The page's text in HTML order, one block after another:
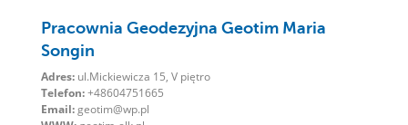
Pracownia Geodezyjna Geotim Maria
Songin
Adres: ul.Mickiewicza 15, V piętro
Telefon:+48604751665
Email:geotim@wp.pl